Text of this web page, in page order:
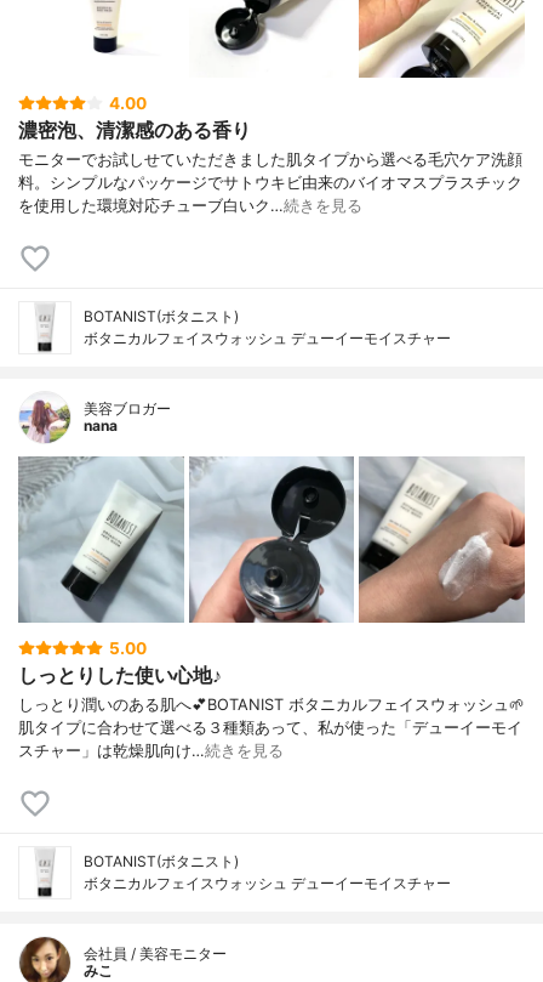
4.00
濃密泡、清潔感のある香り
モニターでお試しせていただきました肌タイプから選べる毛穴ケア洗顔
料。シンプルなパッケージでサトウキビ由来のバイオマスプラスチック
を使用した環境対応チューブ白いク…続きを見る
BOTANIST(ボタニスト)
ボタニカルフェイスウォッシュ デューイーモイスチャー
美容ブロガー
nana
5.00
しっとりした使い心地♪
しっとり潤いのある肌へ💕BOTANIST ボタニカルフェイスウォッシュ🌱
肌タイプに合わせて選べる３種類あって、私が使った「デューイーモイ
スチャー」は乾燥肌向け…続きを見る
BOTANIST(ボタニスト)
ボタニカルフェイスウォッシュ デューイーモイスチャー
会社員 / 美容モニター
みこ